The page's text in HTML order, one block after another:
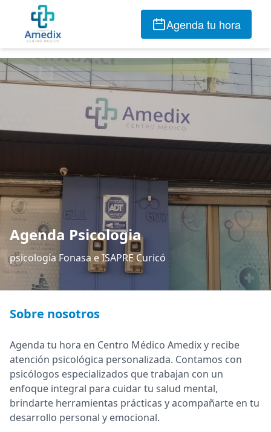
Agenda tu hora
Agenda Psicologia
psicología Fonasa e ISAPRE Curicó
Sobre nosotros
Agenda tu hora en Centro Médico Amedix y recibe
atención psicológica personalizada. Contamos con
psicólogos especializados que trabajan con un
enfoque integral para cuidar tu salud mental,
brindarte herramientas prácticas y acompañarte en tu
desarrollo personal y emocional.